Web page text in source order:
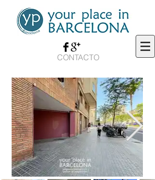
CONTACTO